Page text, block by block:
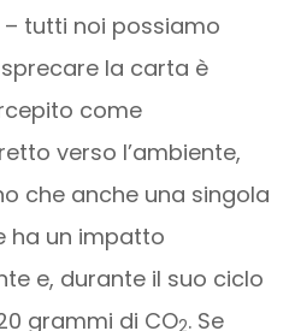
tutti noi possiamo
la carta è
come
verso l’ambiente,
che anche una singola
ha un impatto
e, durante il suo ciclo
grammi di CO . Se